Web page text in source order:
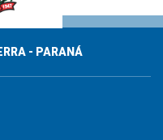
- PARANÁ